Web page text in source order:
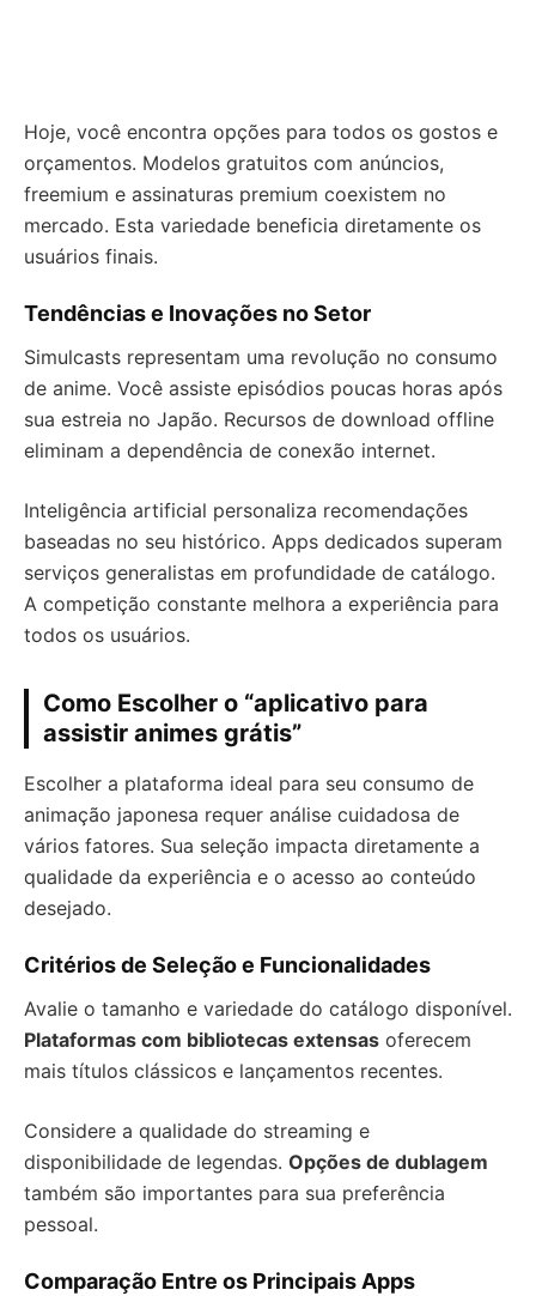
Hoje, você encontra opções para todos os gostos e
orçamentos. Modelos gratuitos com anúncios,
freemium e assinaturas premium coexistem no
mercado. Esta variedade beneficia diretamente os
usuários finais.
Tendências e Inovações no Setor
Simulcasts representam uma revolução no consumo
de anime. Você assiste episódios poucas horas após
sua estreia no Japão. Recursos de download offline
eliminam a dependência de conexão internet.
Inteligência artificial personaliza recomendações
baseadas no seu histórico. Apps dedicados superam
serviços generalistas em profundidade de catálogo.
A competição constante melhora a experiência para
todos os usuários.
Como Escolher o “aplicativo para
assistir animes grátis”
Escolher a plataforma ideal para seu consumo de
animação japonesa requer análise cuidadosa de
vários fatores. Sua seleção impacta diretamente a
qualidade da experiência e o acesso ao conteúdo
desejado.
Critérios de Seleção e Funcionalidades
Avalie o tamanho e variedade do catálogo disponível.
Plataformas com bibliotecas extensas oferecem
mais títulos clássicos e lançamentos recentes.
Considere a qualidade do streaming e
disponibilidade de legendas. Opções de dublagem
também são importantes para sua preferência
pessoal.
Comparação Entre os Principais Apps